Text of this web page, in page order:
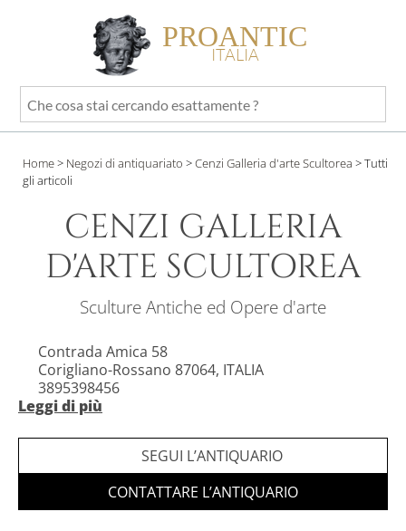
PROANTIC
ITALIA
Che
cosa
cercando
esattamente
Home> Negozi di antiquariato >Cenzi Galleria d'arte Scultorea >Tutti
gli articoli
CENZI GALLERIA
D'ARTE SCULTOREA
Sculture Antiche ed Opere d'arte
Contrada Amica 58
Corigliano-Rossano 87064, ITALIA
3895398456
Leggi di più
Orario: Visita la nostra nuova Galleria a Rossano
Calabro! Per appuntamenti ci trovi disponibili al
+39/3895398456
SEGUI L’ANTIQUARIO
CONTATTARE L’ANTIQUARIO